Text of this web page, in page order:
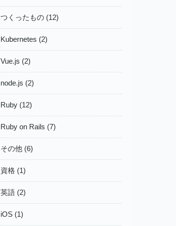
つくったもの (12)
Kubernetes (2)
Vue.js (2)
node.js (2)
Ruby (12)
Ruby on Rails (7)
その他 (6)
資格 (1)
英語 (2)
iOS (1)